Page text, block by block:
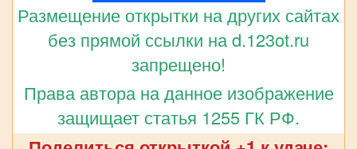
Размещение открытки на других сайтах
без прямой ссылки на d.123ot.ru
запрещено!
Права автора на данное изображение
защищает статья 1255 ГК РФ.